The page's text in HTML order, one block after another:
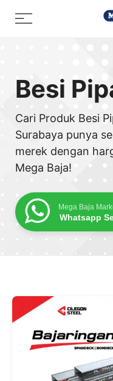
Menu
Besi
Cari Produk Besi
Surabaya punya
merek dengan
Mega Baja!
Mega Baja
Whatsapp